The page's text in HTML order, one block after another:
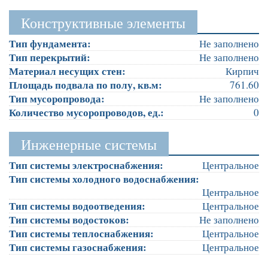
Конструктивные элементы
Тип фундамента: Не заполнено
Тип перекрытий: Не заполнено
Материал несущих стен: Кирпич
Площадь подвала по полу, кв.м: 761.60
Тип мусоропровода: Не заполнено
Количество мусоропроводов, ед.: 0
Инженерные системы
Тип системы электроснабжения: Центральное
Тип системы холодного водоснабжения:
Центральное
Тип системы водоотведения: Центральное
Тип системы водостоков: Не заполнено
Тип системы теплоснабжения: Центральное
Тип системы газоснабжения: Центральное